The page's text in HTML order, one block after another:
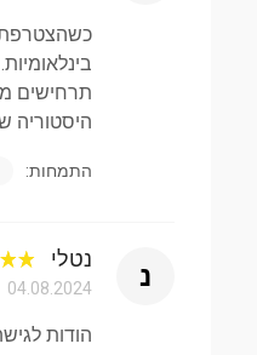
אנשי מקצוע
תרחישים
היסטוריה
התמחות:
נ
נטלי
04.08.2024
הודות